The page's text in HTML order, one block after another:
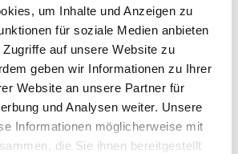
um Inhalte und Anzeigen zu
für soziale Medien anbieten
auf unsere Website zu
geben wir Informationen zu Ihrer
Website an unsere Partner für
und Analysen weiter. Unsere
Informationen möglicherweise mit
die Sie ihnen bereitgestellt
Jeep Wrangler